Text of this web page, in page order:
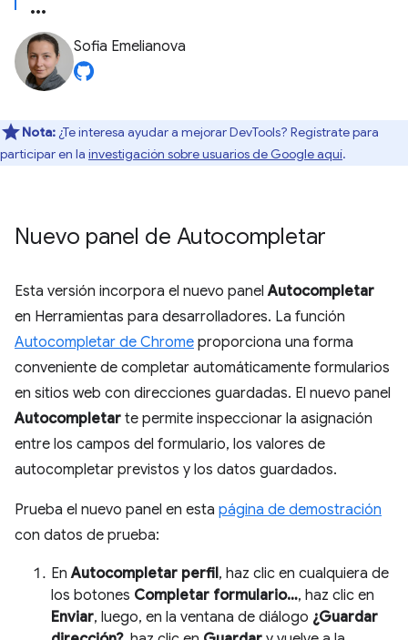
Sofia Emelianova
Nota: ¿Te interesa ayudar a mejorar DevTools? Regístrate para
participar en la investigación sobre usuarios de Google aquí.
Nuevo panel de Autocompletar
Esta versión incorpora el nuevo panelAutocompletar
en Herramientas para desarrolladores. La función
Autocompletar de Chrome proporciona una forma
conveniente de completar automáticamente formularios
en sitios web con direcciones guardadas. El nuevo panel
Autocompletar te permite inspeccionar la asignación
entre los campos del formulario, los valores de
autocompletar previstos y los datos guardados.
Prueba el nuevo panel en esta página de demostración
con datos de prueba:
EnAutocompletar perfil, haz clic en cualquiera de
los botones Completar formulario…, haz clic en
Enviar, luego, en la ventana de diálogo ¿Guardar